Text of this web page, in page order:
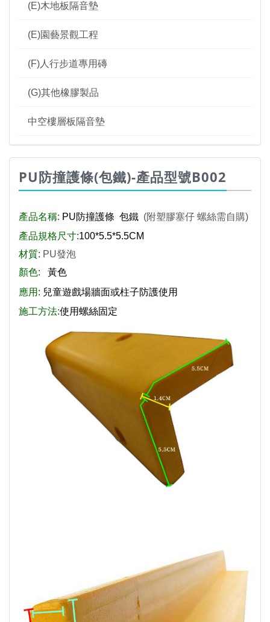
(E)木地板隔音墊
(E)園藝景觀工程
(F)人行步道專用磚
(G)其他橡膠製品
中空樓層板隔音墊
PU防撞護條(包鐵)-產品型號B002
產品名稱: PU防撞護條 包鐵 (附塑膠塞仔 螺絲需自購)
產品規格尺寸:100*5.5*5.5CM
材質: PU發泡
顏色:
黃色
應用: 兒童遊戲場牆面或柱子防護使用
施工方法:使用螺絲固定